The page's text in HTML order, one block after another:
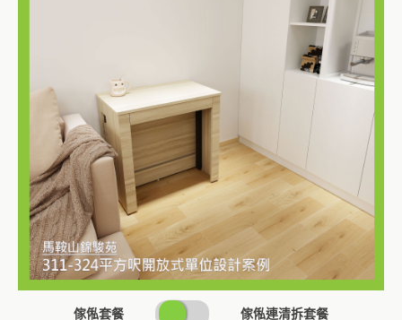
傢俬套餐
SWITCH
傢俬連清拆套餐